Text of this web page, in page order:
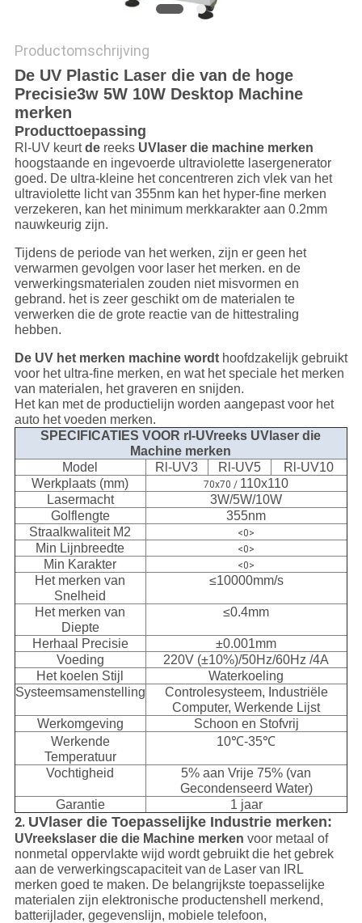
Productomschrijving
De UV Plastic Laser die van de hoge
Precisie3w 5W 10W Desktop Machine
merken
Producttoepassing
Rl-UV keurtdereeks UVlaser die machine merken
hoogstaande en ingevoerde ultraviolette lasergenerator
goed. De ultra-kleine het concentreren zich vlek van het
ultraviolette licht van 355nm kan het hyper-fine merken
verzekeren, kan het minimum merkkarakter aan 0.2mm
nauwkeurig zijn.
Tijdens de periode van het werken, zijn er geen het
verwarmen gevolgen voor laser het merken. en de
verwerkingsmaterialen zouden niet misvormen en
gebrand. het is zeer geschikt om de materialen te
verwerken die de grote reactie van de hittestraling
hebben.
De UV het merken machine wordthoofdzakelijk gebruikt
voor het ultra-fine merken, en wat het speciale het merken
van materialen, het graveren en snijden.
Het kan met de productielijn worden aangepast voor het
auto het voeden merken.
SPECIFICATIES VOOR rl-UVreeks UVlaser die
Machine merken
Model
Rl-UV3 Rl-UV5
Rl-UV10
Werkplaats (mm)
70x70 / 110x110
Lasermacht
3W/5W/10W
Golflengte
355nm
Straalkwaliteit M2
<0>
Min Lijnbreedte <0>
Min Karakter <0>
Het merken van
Snelheid
≤10000mm/s
Het merken van
Diepte
≤0.4mm
Herhaal Precisie
±0.001mm
Voeding
220V (±10%)/50Hz/60Hz /4A
Het koelen Stijl
Waterkoeling
Systeemsamenstelling
Controlesysteem, Industriële
Computer, Werkende Lijst
Werkomgeving
Schoon en Stofvrij
Werkende
Temperatuur
10℃-35℃
Vochtigheid
5% aan Vrije 75% (van
Gecondenseerd Water)
Garantie
1 jaar
2. UVlaser die Toepasselijke Industrie merken:
UVreekslaser die die Machine merken voor metaal of
nonmetal oppervlakte wijd wordt gebruikt die het gebrek
aan de verwerkingscapaciteit van de Laser van IRL
merken goed te maken. De belangrijkste toepasselijke
materialen zijn elektronische productenshell merkend,
batterijlader, gegevenslijn, mobiele telefoon,